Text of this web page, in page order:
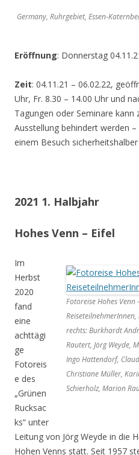
Germany, Ruhrgebiet, Essen-
Eröffnung: Donnerstag
Zeit: 04.11.21 – 06.02.22,
Uhr, Fr. 8.30 – 14.00 Uhr und
Tagungen oder Seminare kann
Ausstellung behindert werden
einem Besuch
2021 1. Halbjahr
Hohes Venn – Eifel
Fotoreise Hohes
rechts: Burkhardt
Rautert, Jörg Weyde,
Ingo Hattendorf,
Christiane Müller,
Schierholz, Marion
Im
Herbst
2020
fand
eine
achttägi
ge
Fotoreis
e des
„Grünen
Rucksac
ks“ unter
Leitung von Jörg Weyde in die
Hohen Venns statt. Seit 1957